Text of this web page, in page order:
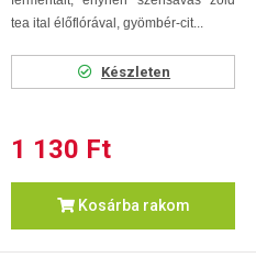
tea ital élőflórával, gyömbér-cit...
Készleten
1 130 Ft
Kosárba rakom